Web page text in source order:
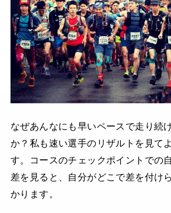
なぜあんなにも早いペースで走り続
か？私も速い選手のリザルトを見て
す。コースのチェックポイントでの
差を見ると、自分がどこで差を付け
かります。